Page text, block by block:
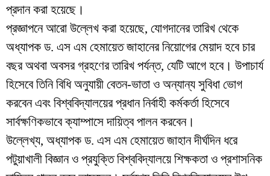
প্রদান করা হয়েছে।
প্রজ্ঞাপনে আরো উল্লেখ করা হয়েছে, যোগদানের তারিখ থেকে
অধ্যাপক ড. এস এম হেমায়েত জাহানের নিয়োগের মেয়াদ হবে চার
বছর অথবা অবসর গ্রহণের তারিখ পর্যন্ত, যেটি আগে হবে। উপাচার্য
হিসেবে তিনি বিধি অনুযায়ী বেতন-ভাতা ও অন্যান্য সুবিধা ভোগ
করবেন এবং বিশ্ববিদ্যালয়ের প্রধান নির্বাহী কর্মকর্তা হিসেবে
সার্বক্ষণিকভাবে ক্যাম্পাসে দায়িত্ব পালন করবেন।
উল্লেখ্য, অধ্যাপক ড. এস এম হেমায়েত জাহান দীর্ঘদিন ধরে
পটুয়াখালী বিজ্ঞান ও প্রযুক্তি বিশ্ববিদ্যালয়ে শিক্ষকতা ও প্রশাসনিক